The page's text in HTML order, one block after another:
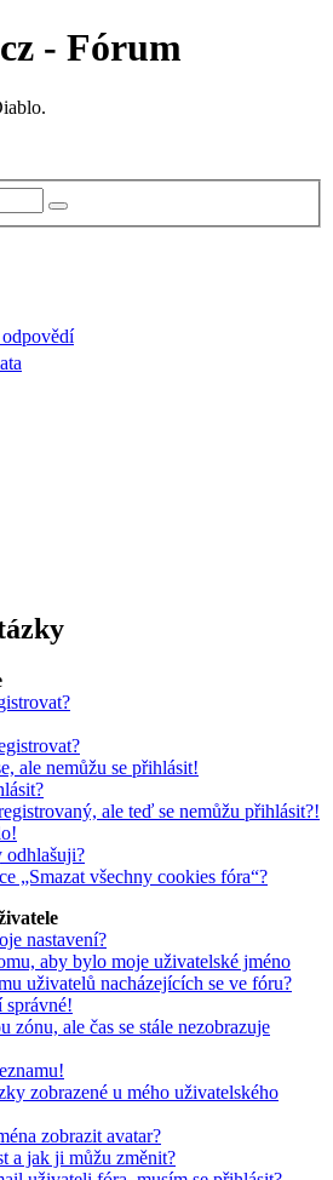
- Fórum
ale nemůžu se přihlásit!
ale teď se nemůžu přihlásit?!
odhlašuji?
„Smazat všechny cookies fóra“?
nastavení?
aby bylo moje uživatelské jméno
uživatelů nacházejících se ve fóru?
správné!
zónu, ale čas se stále nezobrazuje
zobrazené u mého uživatelského
zobrazit avatar?
a jak ji můžu změnit?